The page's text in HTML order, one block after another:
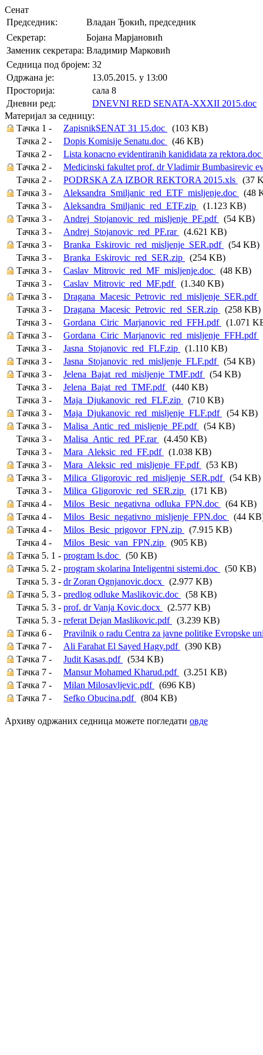
Сенат
Председник:
Владан Ђокић, председник
Секретар:
Бојана Марјановић
Заменик секретара: Владимир Марковић
Седница под бројем: 32
Oдржана je:
13.05.2015. у 13:00
Просторија:
сала 8
Дневни ред:
DNEVNI RED SENATA-XXXII 2015.doc
Материјал за седницу:
Тачка 1 -
ZapisnikSENAT 31 15.doc
(103 KB)
Тачка 2 -
Dopis Komisije Senatu.doc
(46 KB)
Тачка 2 -
Lista konacno evidentiranih kanididata za rektora.doc
Тачка 2 -
Medicinski fakultet prof. dr Vladimir Bumbasirevic
Тачка 2 -
PODRSKA ZA IZBOR REKTORA 2015.xls
(37
Тачка 3 -
Aleksandra_Smiljanic_red_ETF_misljenje.doc
(48
Тачка 3 -
Aleksandra_Smiljanic_red_ETF.zip
(1.123 KB)
Тачка 3 -
Andrej_Stojanovic_red_misljenje_PF.pdf
(54 KB)
Тачка 3 -
Andrej_Stojanovic_red_PF.rar
(4.621 KB)
Тачка 3 -
Branka_Eskirovic_red_misljenje_SER.pdf
(54 KB)
Тачка 3 -
Branka_Eskirovic_red_SER.zip
(254 KB)
Тачка 3 -
Caslav_Mitrovic_red_MF_misljenje.doc
(48 KB)
Тачка 3 -
Caslav_Mitrovic_red_MF.pdf
(1.340 KB)
Тачка 3 -
Dragana_Macesic_Petrovic_red_misljenje_SER.pdf
Тачка 3 -
Dragana_Macesic_Petrovic_red_SER.zip
(258 KB)
Тачка 3 -
Gordana_Ciric_Marjanovic_red_FFH.pdf
(1.071
Тачка 3 -
Gordana_Ciric_Marjanovic_red_misljenje_FFH.pdf
Тачка 3 -
Jasna_Stojanovic_red_FLF.zip
(1.110 KB)
Тачка 3 -
Jasna_Stojanovic_red_misljenje_FLF.pdf
(54 KB)
Тачка 3 -
Jelena_Bajat_red_misljenje_TMF.pdf
(54 KB)
Тачка 3 -
Jelena_Bajat_red_TMF.pdf
(440 KB)
Тачка 3 -
Maja_Djukanovic_red_FLF.zip
(710 KB)
Тачка 3 -
Maja_Djukanovic_red_misljenje_FLF.pdf
(54 KB)
Тачка 3 -
Malisa_Antic_red_misljenje_PF.pdf
(54 KB)
Тачка 3 -
Malisa_Antic_red_PF.rar
(4.450 KB)
Тачка 3 -
Mara_Aleksic_red_FF.pdf
(1.038 KB)
Тачка 3 -
Mara_Aleksic_red_misljenje_FF.pdf
(53 KB)
Тачка 3 -
Milica_Gligorovic_red_misljenje_SER.pdf
(54 KB)
Тачка 3 -
Milica_Gligorovic_red_SER.zip
(171 KB)
Тачка 4 -
Milos_Besic_negativna_odluka_FPN.doc
(64 KB)
Тачка 4 -
Milos_Besic_negativno_misljenje_FPN.doc
(44
Тачка 4 -
Milos_Besic_prigovor_FPN.zip
(7.915 KB)
Тачка 4 -
Milos_Besic_van_FPN.zip
(905 KB)
Тачка 5. 1 - program ls.doc
(50 KB)
Тачка 5. 2 - program skolarina Inteligentni sistemi.doc
(50 KB)
Тачка 5. 3 - dr Zoran Ognjanovic.docx
(2.977 KB)
Тачка 5. 3 - predlog odluke Maslikovic.doc
(58 KB)
Тачка 5. 3 - prof. dr Vanja Kovic.docx
(2.577 KB)
Тачка 5. 3 - referat Dejan Maslikovic.pdf
(3.239 KB)
Тачка 6 -
Pravilnik o radu Centra za javne politike Evropske
Тачка 7 -
Ali Farahat El Sayed Hagy.pdf
(390 KB)
Тачка 7 -
Judit Kasas.pdf
(534 KB)
Тачка 7 -
Mansur Mohamed Kharud.pdf
(3.251 KB)
Тачка 7 -
Milan Milosavljevic.pdf
(696 KB)
Тачка 7 -
Sefko Obucina.pdf (804 KB)
Архиву одржаних седница можете погледати овде